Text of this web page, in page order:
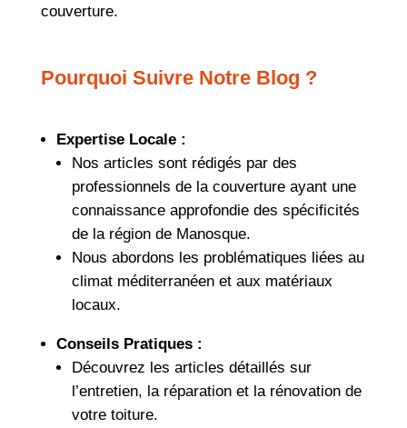
couverture.
Pourquoi Suivre Notre Blog ?
Expertise Locale :
Nos articles sont rédigés par des
professionnels de la couverture ayant une
connaissance approfondie des spécificités
de la région de Manosque.
Nous abordons les problématiques liées au
climat méditerranéen et aux matériaux
locaux.
Conseils Pratiques :
Découvrez les articles détaillés sur
l’entretien, la réparation et la rénovation de
votre toiture.